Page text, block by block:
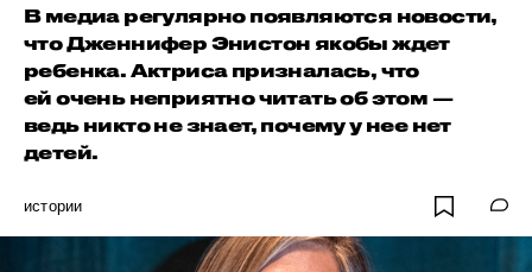
В медиа регулярно появляются новости,
что Дженнифер Энистон якобы ждет
ребенка. Актриса призналась, что
ей очень неприятно читать об этом —
ведь никто не знает, почему у нее нет
детей.
истории